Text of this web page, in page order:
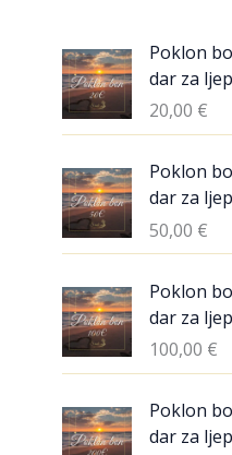
Poklon
dar za
20,00 €
Poklon
dar za
50,00 €
Poklon
dar za
100,00 €
Poklon
dar za